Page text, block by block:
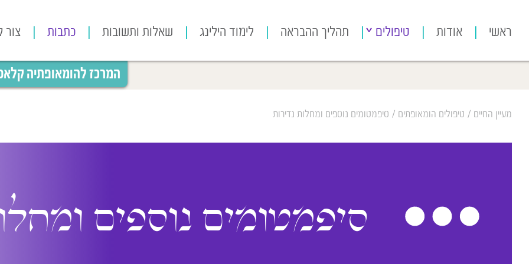
ראשי אודות טיפולים תהליך ההבראה לימוד הילינג שאלות ותשובות כתבות
המרכז להומאופתיה
מעיין החיים / טיפולים הומאופתים / סיפמטומים נוספים ומחלות נדירות
סיפמטומים נוספים